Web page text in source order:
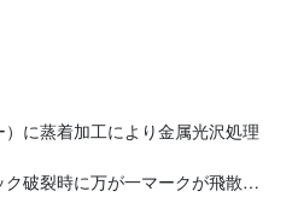
に蒸着加工により金属光沢処理
破裂時に万が一マークが飛散し